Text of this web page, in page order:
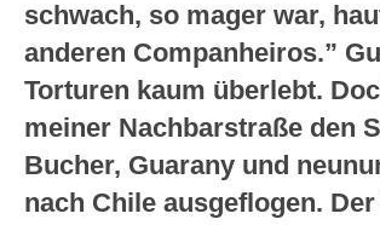
schwach, so mager war,
anderen Companheiros.”
Torturen kaum überlebt.
meiner Nachbarstraße den
Bucher, Guarany und
nach Chile ausgeflogen.